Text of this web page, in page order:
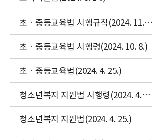
초ㆍ중등교육법 시행규칙(2024. 11.
14.)
초ㆍ중등교육법 시행령(2024. 10. 8.)
초ㆍ중등교육법(2024. 4. 25.)
청소년복지 지원법 시행령(2024. 4.
25.)
청소년복지 지원법(2024. 4. 25.)